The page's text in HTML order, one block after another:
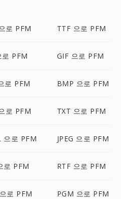
로 PFM TTF 으로 PFM
로 PFM GIF 으로 PFM
로 PFM BMP 으로 PFM
로 PFM TXT 으로 PFM
으로 PFM JPEG 으로 PFM
로 PFM RTF 으로 PFM
로 PFM PGM 으로 PFM